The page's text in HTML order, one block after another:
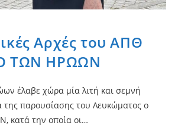
Αρχές του ΑΠΘ
ΤΩΝ ΗΡΩΩΝ
έλαβε χώρα μία λιτή και σεμνή
της παρουσίασης του Λευκώματος ο
την οποία οι…